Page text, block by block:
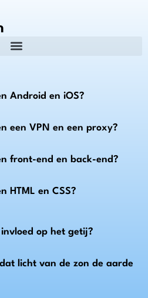
Android en iOS?
een VPN en een proxy?
front-end en back-end?
HTML en CSS?
op het getij?
licht van de zon de aarde